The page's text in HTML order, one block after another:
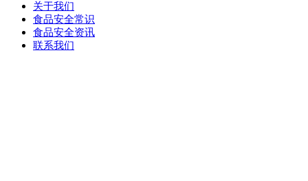
关于我们
食品安全常识
食品安全资讯
联系我们